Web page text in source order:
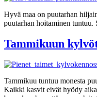
Hyvä maa on puutarhan
puutarhan hoitaminen tuntuu.
Tammikuun
Tammikuu tuntuu monesta
Kaikki kasvit eivät hyödy